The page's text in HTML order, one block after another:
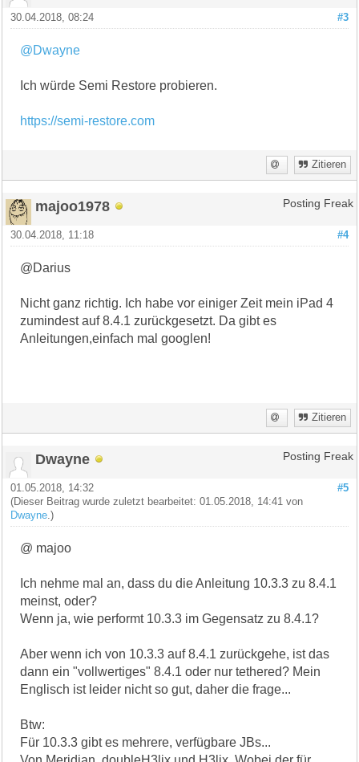
#3
30.04.2018, 08:24
@Dwayne
Ich würde Semi Restore probieren.
https://semi-restore.com
Zitieren
majoo1978 Posting Freak
#4
30.04.2018, 11:18
@Darius
Nicht ganz richtig. Ich habe vor einiger Zeit mein iPad 4
zumindest auf 8.4.1 zurückgesetzt. Da gibt es
Anleitungen,einfach mal googlen!
Zitieren
Dwayne Posting Freak
#5
01.05.2018, 14:32
(Dieser Beitrag wurde zuletzt bearbeitet: 01.05.2018, 14:41 von
Dwayne .)
@ majoo
Ich nehme mal an, dass du die Anleitung 10.3.3 zu 8.4.1
meinst, oder?
Wenn ja, wie performt 10.3.3 im Gegensatz zu 8.4.1?
Aber wenn ich von 10.3.3 auf 8.4.1 zurückgehe, ist das
dann ein "vollwertiges" 8.4.1 oder nur tethered? Mein
Englisch ist leider nicht so gut, daher die frage...
Btw:
Für 10.3.3 gibt es mehrere, verfügbare JBs...